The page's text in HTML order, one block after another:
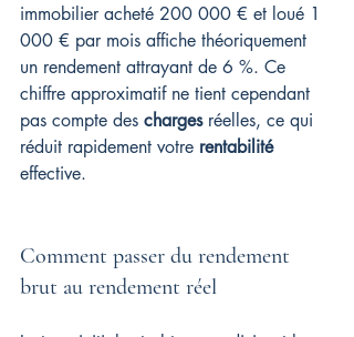
immobilier acheté 200 000 € et loué 1
000 € par mois affiche théoriquement
un rendement attrayant de 6 %. Ce
chiffre approximatif ne tient cependant
pas compte des charges réelles, ce qui
réduit rapidement votre rentabilité
effective.
Comment passer du rendement
brut au rendement réel